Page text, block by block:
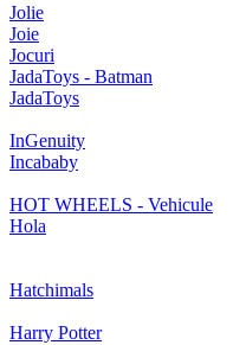
Jolie
Joie
Jocuri
JadaToys - Batman
JadaToys
InGenuity
Incababy
HOT WHEELS - Vehicule
Hola
Hatchimals
Harry Potter